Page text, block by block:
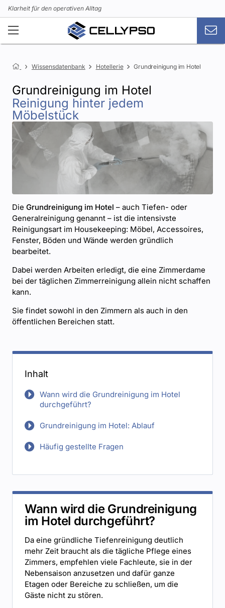
Klarheit für den operativen Alltag
Wissensdatenbank Hotellerie Grundreinigung im Hotel
Grundreinigung im Hotel
Reinigung hinter jedem
Möbelstück
Die Grundreinigung im Hotel – auch Tiefen- oder
Generalreinigung genannt – ist die intensivste
Reinigungsart im Housekeeping: Möbel, Accessoires,
Fenster, Böden und Wände werden gründlich
bearbeitet.
Dabei werden Arbeiten erledigt, die eine Zimmerdame
bei der täglichen Zimmerreinigung allein nicht schaffen
kann.
Sie findet sowohl in den Zimmern als auch in den
öffentlichen Bereichen statt.
Inhalt
Wann wird die Grundreinigung im Hotel
durchgeführt?
Grundreinigung im Hotel: Ablauf
Häufig gestellte Fragen
Wann wird die Grundreinigung
im Hotel durchgeführt?
Da eine gründliche Tiefenreinigung deutlich
mehr Zeit braucht als die tägliche Pflege eines
Zimmers, empfehlen viele Fachleute, sie in der
Nebensaison anzusetzen und dafür ganze
Etagen oder Bereiche zu schließen, um die
Gäste nicht zu stören.